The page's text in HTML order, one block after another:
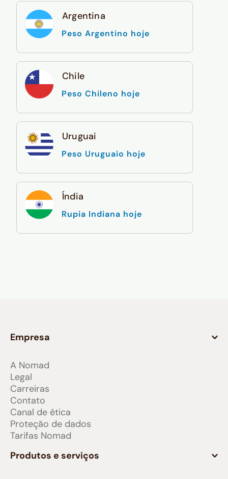
Argentina
Peso Argentino hoje
Chile
Peso Chileno hoje
Uruguai
Peso Uruguaio hoje
Índia
Rupia Indiana hoje
Empresa
A Nomad
Legal
Carreiras
Contato
Canal de ética
Proteção de dados
Tarifas Nomad
Produtos e serviços